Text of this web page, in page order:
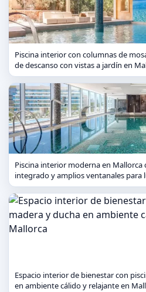
Piscina interior con columnas de
de descanso con vistas a jardín en
Piscina interior moderna en Mallorca
integrado y amplios ventanales para
Espacio interior de bienestar con
en ambiente cálido y relajante en